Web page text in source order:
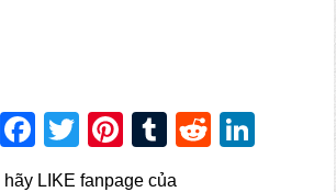
Facebook
TwitterPinterest
TumblrReddit
LIKE fanpage của